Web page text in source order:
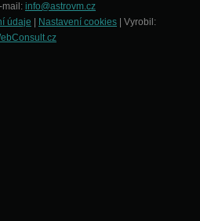
mail: info@astrovm.cz
údaje
Nastavení cookies | Vyrobil: